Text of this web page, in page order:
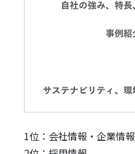
1位：会社情報・企業情報